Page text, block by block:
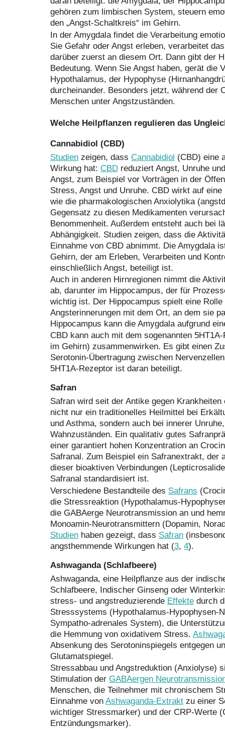
gehören zum limbischen System, steuern
den „Angst-Schaltkreis“ im Gehirn.
In der Amygdala findet die Verarbeitung
Sie Gefahr oder Angst erleben, verarbeitet
darüber zuerst an diesem Ort. Dann gibt der
Bedeutung. Wenn Sie Angst haben, gerät die
Hypothalamus, der Hypophyse
durcheinander. Besonders jetzt, während der
Menschen unter Angstzuständen.
Welche Heilpflanzen regulieren das
Cannabidiol (CBD)
Studien zeigen, dass Cannabidiol (CBD) eine
Wirkung hat: CBD reduziert Angst, Unruhe
Angst, zum Beispiel vor Vorträgen in der
Stress, Angst und Unruhe. CBD wirkt auf
wie die pharmakologischen Anxiolytika
Gegensatz zu diesen Medikamenten
Benommenheit. Außerdem entsteht auch bei
Abhängigkeit. Studien zeigen, dass die
Einnahme von CBD abnimmt. Die Amygdala
Gehirn, der am Erleben, Verarbeiten und
einschließlich Angst, beteiligt ist.
Auch in anderen Hirnregionen nimmt die
ab, darunter im Hippocampus, der für
wichtig ist. Der Hippocampus spielt eine
Angsterinnerungen mit dem Ort, an dem sie
Hippocampus kann die Amygdala aufgrund
CBD kann auch mit dem sogenannten
im Gehirn) zusammenwirken. Es gibt einen
Serotonin-Übertragung zwischen
5HT1A-Rezeptor ist daran beteiligt.
Safran
Safran wird seit der Antike gegen
nicht nur ein traditionelles Heilmittel bei
und Asthma, sondern auch bei innerer
Wahnzuständen. Ein qualitativ gutes
einer garantiert hohen Konzentration an
Safranal. Zum Beispiel ein Safranextrakt, der
dieser bioaktiven Verbindungen
Safranal standardisiert ist.
Verschiedene Bestandteile des Safrans
die Stressreaktion (Hypothalamus-
die GABAerge Neurotransmission an und
Monoamin-Neurotransmittern (Dopamin,
Studien haben gezeigt, dass Safran
angsthemmende Wirkungen hat (3, 4).
Ashwaganda (Schlafbeere)
Ashwaganda, eine Heilpflanze aus der
Schlafbeere, Indischer Ginseng oder
stress- und angstreduzierende Effekte durch
Stresssystems (Hypothalamus-Hypophysen-
Sympatho-adrenales System), die
die Hemmung von oxidativem Stress.
Absenkung des Serotoninspiegels entgegen
Glutamatspiegel.
Stressabbau und Angstreduktion (Anxiolyse)
Stimulation der GABAergen
Menschen, die Teilnehmer mit chronischem
Einnahme von Ashwaganda-Extrakt zu einer
wichtiger Stressmarker) und der CRP-Werte
Entzündungsmarker).